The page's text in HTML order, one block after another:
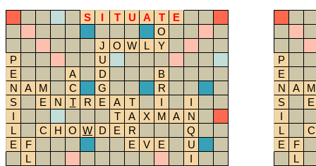
S I T U A T
E
O
J
O W L
Y
P
U
E
A D
B
N
A M C G
R
S
E N T R E A T I
I
I
T A X M A
N
L
C H O W D E R
Q
E
F E V E
U
L
I
P
E
N
A
M
S
E
I
L
C
E
F
L